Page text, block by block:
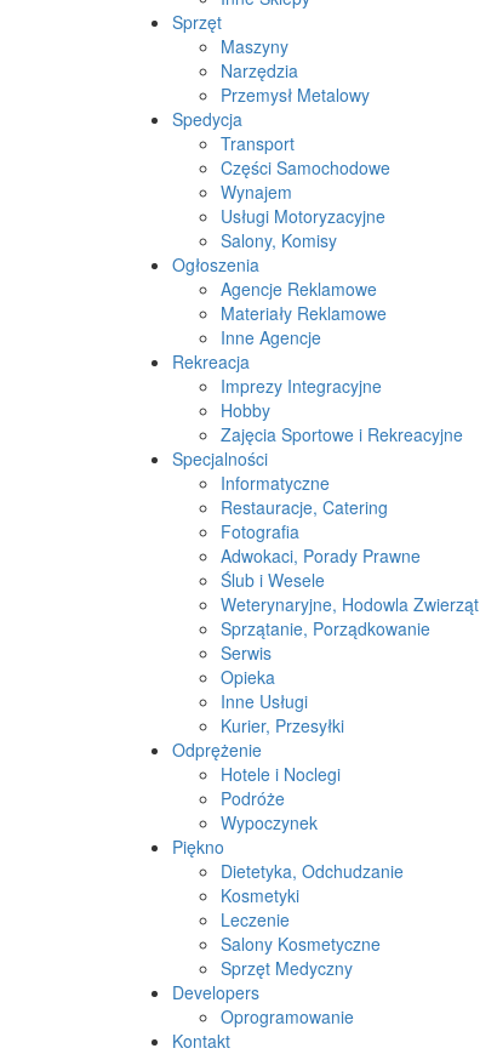
Sprzęt
Maszyny
Narzędzia
Przemysł Metalowy
Spedycja
Transport
Części Samochodowe
Wynajem
Usługi Motoryzacyjne
Salony, Komisy
Ogłoszenia
Agencje Reklamowe
Materiały Reklamowe
Inne Agencje
Rekreacja
Imprezy Integracyjne
Hobby
Zajęcia Sportowe i Rekreacyjne
Specjalności
Informatyczne
Restauracje, Catering
Fotografia
Adwokaci, Porady Prawne
Ślub i Wesele
Weterynaryjne, Hodowla Zwierząt
Sprzątanie, Porządkowanie
Serwis
Opieka
Inne Usługi
Kurier, Przesyłki
Odprężenie
Hotele i Noclegi
Podróże
Wypoczynek
Piękno
Dietetyka, Odchudzanie
Kosmetyki
Leczenie
Salony Kosmetyczne
Sprzęt Medyczny
Developers
Oprogramowanie
Kontakt